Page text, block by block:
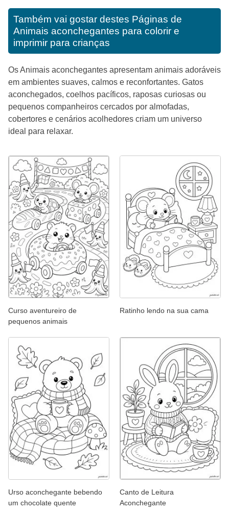
Também vai gostar destes Páginas de
Animais aconchegantes para colorir e
imprimir para crianças
Os Animais aconchegantes apresentam animais adoráveis
em ambientes suaves, calmos e reconfortantes. Gatos
aconchegados, coelhos pacíficos, raposas curiosas ou
pequenos companheiros cercados por almofadas,
cobertores e cenários acolhedores criam um universo
ideal para relaxar.
Curso aventureiro de
pequenos animais
Ratinho lendo na sua cama
Urso aconchegante bebendo
um chocolate quente
Canto de Leitura
Aconchegante